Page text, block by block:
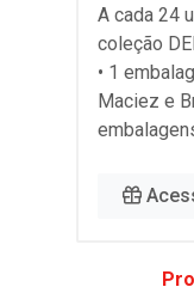
A cada 24
coleção
• 1
Maciez e